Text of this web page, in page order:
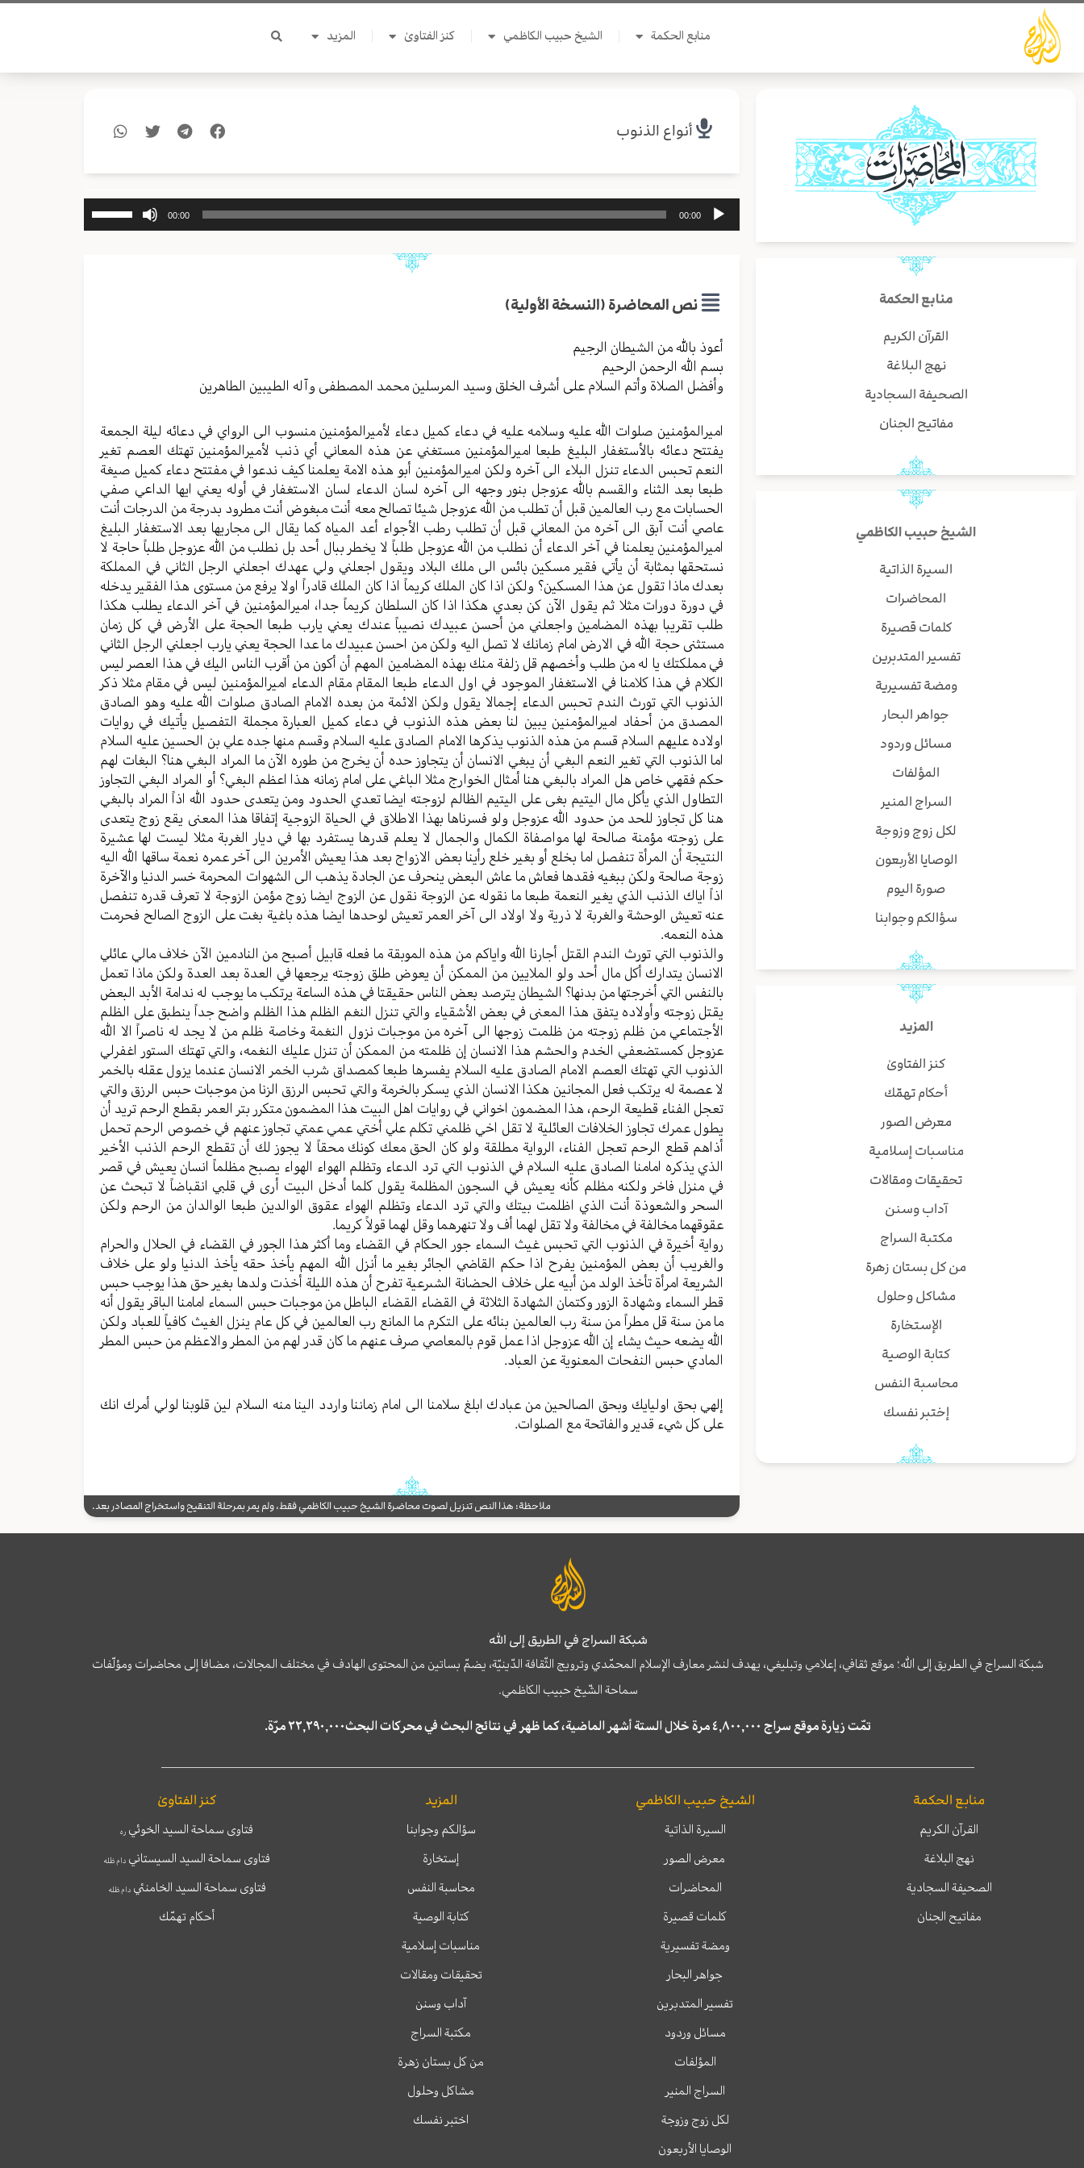
تخطي
المحتوى
منابع الحكمة الشيخ حبيب الكاظمي كنز الفتاوىٰ المزيد
منابع الحكمة
القرآن الكريم
نهج البلاغة
الصحيفة السجادية
مفاتيح الجنان
الشيخ حبيب الكاظمي
السيرة الذاتية
المحاضرات
كلمات قصيرة
تفسير المتدبرين
ومضة تفسيرية
جواهر البحار
مسائل وردود
المؤلفات
السراج المنير
لكل زوج وزوجة
الوصايا الأربعون
صورة اليوم
سؤالكم وجوابنا
المزيد
كنز الفتاوىٰ
أحكام تهمّك
معرض الصور
مناسبات إسلامية
تحقيقات ومقالات
آداب وسنن
مكتبة السراج
من كل بستان زهرة
مشاكل وحلول
الإستخارة
كتابة الوصية
محاسبة النفس
إختبر نفسك
أنواع الذنوب
مشغل
00:00
00:00
نص المحاضرة (النسخة الأولية)
أعوذ بالله من الشیطان الرجیم
بسم الله الرحمن الرحیم
وأفضل الصلاة وأتم السلام علی أشرف الخلق وسید المرسلین محمد المصطفی وآله الطیبین الطاهرین
اميرالمؤمنين صلوات الله عليه وسلامه عليه في دعاء كميل دعاء لأميرالمؤمنين منسوب الى الرواي في دعائه ليلة الجمعة
يفتتح دعائه بالأستغفار البليغ طبعا اميرالمؤمنين مستغني عن هذه المعاني أي ذنب لأميرالمؤمنين تهتك العصم تغير
النعم تحبس الدعاء تنزل البلاء الى آخره ولكن اميرالمؤمنين أبو هذه الامة يعلمنا كيف ندعوا في مفتتح دعاء كميل صيغة
طبعا بعد الثناء والقسم بالله عزوجل بنور وجهه الى آخره لسان الدعاء لسان الاستغفار في أوله يعني ايها الداعي صفي
الحسابات مع رب العالمين قبل أن تطلب من الله عزوجل شيئا تصالح معه أنت مبغوض أنت مطرود بدرجة من الدرجات أنت
عاصي أنت آبق الى آخره من المعاني قبل أن تطلب رطب الأجواء أعد المياه كما يقال الى مجاريها بعد الاستغفار البليغ
اميرالمؤمنين يعلمنا في آخر الدعاء أن نطلب من الله عزوجل طلباً لا يخطر ببال أحد بل نطلب من الله عزوجل طلباً حاجة لا
نستحقها بمثابة أن يأتي فقير مسكين بائس الى ملك البلاد ويقول اجعلني ولي عهدك اجعلني الرجل الثاني في المملكة
بعدك ماذا تقول عن هذا المسكين؟ ولكن اذا كان الملك كريماً اذا كان الملك قادراً اولا يرفع من مستوى هذا الفقير يدخله
في دورة دورات مثلا ثم يقول الآن كن بعدي هكذا اذا كان السلطان كريماً جدا، اميرالمؤمنين في آخر الدعاء يطلب هكذا
طلب تقريبا بهذه المضامين واجعلني من أحسن عبيدك نصيباً عندك يعني يارب طبعا الحجة على الأرض في كل زمان
مستثنى حجة الله في الارض امام زمانك لا تصل اليه ولكن من احسن عبيدك ما عدا الحجة يعني يارب اجعلني الرجل الثاني
في مملكتك يا له من طلب وأخصهم قل زلفة منك بهذه المضامين المهم أن أكون من أقرب الناس اليك في هذا العصر ليس
الكلام في هذا كلامنا في الاستغفار الموجود في اول الدعاء طبعا المقام مقام الدعاء اميرالمؤمنين ليس في مقام مثلا ذكر
الذنوب التي تورث الندم تحبس الدعاء إجمالا يقول ولكن الائمة من بعده الامام الصادق صلوات الله عليه وهو الصادق
المصدق من أحفاد اميرالمؤمنين يبين لنا بعض هذه الذنوب في دعاء كميل العبارة مجملة التفصيل يأتيك في روايات
اولاده عليهم السلام قسم من هذه الذنوب يذكرها الامام الصادق عليه السلام وقسم منها جده علي بن الحسين عليه السلام
اما الذنوب التي تغير النعم البغي أن يبغي الانسان أن يتجاوز حده أن يخرج من طوره الآن ما المراد البغي هنا؟ البغات لهم
حكم فقهي خاص هل المراد بالبغي هنا أمثال الخوارج مثلا الباغي على امام زمانه هذا اعظم البغي؟ أو المراد البغي التجاوز
التطاول الذي يأكل مال اليتيم بغى على اليتيم الظالم لزوجته ايضا تعدي الحدود ومن يتعدى حدود الله اذاً المراد بالبغي
هنا كل تجاوز للحد من حدود الله عزوجل ولو فسرناها بهذا الاطلاق في الحياة الزوجية إتفاقا هذا المعنى يقع زوج يتعدى
على زوجته مؤمنة صالحة لها مواصفاة الكمال والجمال لا يعلم قدرها يستفرد بها في ديار الغربة مثلا ليست لها عشيرة
النتيجة أن المرأة تنفصل اما بخلع أو بغير خلع رأينا بعض الازواج بعد هذا يعيش الأمرين الى آخر عمره نعمة ساقها الله اليه
زوجة صالحة ولكن ببغيه فقدها فعاش ما عاش البعض ينحرف عن الجادة يذهب الى الشهوات المحرمة خسر الدنيا والآخرة
اذاً اياك الذنب الذي يغير النعمة طبعا ما نقوله عن الزوجة نقول عن الزوج ايضا زوج مؤمن الزوجة لا تعرف قدره تنفصل
عنه تعيش الوحشة والغربة لا ذرية ولا اولاد الى آخر العمر تعيش لوحدها ايضا هذه باغية بغت على الزوج الصالح فحرمت
هذه النعمه.
والذنوب التي تورث الندم القتل أجارنا الله واياكم من هذه الموبقة ما فعله قابيل أصبح من النادمين الآن خلاف مالي عائلي
الانسان يتدارك أكل مال أحد ولو الملايين من الممكن أن يعوض طلق زوجته يرجعها في العدة بعد العدة ولكن ماذا تعمل
بالنفس التي أخرجتها من بدنها؟ الشيطان يترصد بعض الناس حقيقتا في هذه الساعة يرتكب ما يوجب له ندامة الأبد البعض
يقتل زوجته وأولاده يتفق هذا المعنى في بعض الأشقياء والتي تنزل النغم الظلم هذا الظلم واضح جداً ينطبق على الظلم
الأجتماعي من ظلم زوجته من ظلمت زوجها الى آخره من موجبات نزول النغمة وخاصة ظلم من لا يجد له ناصراً الا الله
عزوجل كمستضعفي الخدم والحشم هذا الانسان إن ظلمته من الممكن أن تنزل عليك النغمه، والتي تهتك الستور اغفرلي
الذنوب التي تهتك العصم الامام الصادق عليه السلام يفسرها طبعا كمصداق شرب الخمر الانسان عندما يزول عقله بالخمر
لا عصمة له يرتكب فعل المجانين هكذا الانسان الذي يسكر بالخرمة والتي تحبس الرزق الزنا من موجبات حبس الرزق والتي
تعجل الفناء قطيعة الرحم، هذا المضمون اخواني في روايات اهل البيت هذا المضمون متكرر بتر العمر بقطع الرحم تريد أن
يطول عمرك تجاوز الخلافات العائلية لا تقل اخي ظلمني تكلم علي أختي عمي عمتي تجاوز عنهم في خصوص الرحم تحمل
أذاهم قطع الرحم تعجل الفناء، الرواية مطلقة ولو كان الحق معك كونك محقاً لا يجوز لك أن تقطع الرحم الذنب الأخير
الذي يذكره امامنا الصادق عليه السلام في الذنوب التي ترد الدعاء وتظلم الهواء الهواء يصبح مظلماً انسان يعيش في قصر
في منزل فاخر ولكنه مظلم كأنه يعيش في السجون المظلمة يقول كلما أدخل البيت أرى في قلبي انقباضاً لا تبحث عن
السحر والشعوذة أنت الذي اظلمت بيتك والتي ترد الدعاء وتظلم الهواء عقوق الوالدين طبعا الوالدان من الرحم ولكن
عقوقهما مخالفة في مخالفة ولا تقل لهما أف ولا تنهرهما وقل لهما قولاً كريما.
رواية أخيرة في الذنوب التي تحبس غيث السماء جور الحكام في القضاء وما أكثر هذا الجور في القضاء في الحلال والحرام
والغريب أن بعض المؤمنين يفرح اذا حكم القاضي الجائر بغير ما أنزل الله المهم يأخذ حقه يأخذ الدنيا ولو على خلاف
الشريعة امرأة تأخذ الولد من أبيه على خلاف الحضانة الشىرعية تفرح أن هذه الليلة أخذت ولدها بغير حق هذا يوجب حبس
قطر السماء وشهادة الزور وكتمان الشهادة الثلاثة في القضاء القضاء الباطل من موجبات حبس السماء امامنا الباقر يقول أنه
ما من سنة قل مطراً من سنة رب العالمين بنائه على التكرم ما المانع رب العالمين في كل عام ينزل الغيث كافياً للعباد ولكن
الله يضعه حيث يشاء إن الله عزوجل اذا عمل قوم بالمعاصي صرف عنهم ما كان قدر لهم من المطر والاعظم من حبس المطر
المادي حبس النفحات المعنوية عن العباد.
إلهي بحق اوليايك وبحق الصالحين من عبادك ابلغ سلامنا الى امام زماننا واردد الينا منه السلام لين قلوبنا لولي أمرك انك
على كل شيء قدير والفاتحة مع الصلوات.
ملاحظة: هذا النص تنزيل لصوت محاضرة الشيخ حبيب الكاظمي فقط، ولم يمر بمرحلة التنقيح واستخراج المصادر بعد.
شبكة السراج في الطريق إلى الله
شبكة السراج في الطريق إلى الله؛ موقع ثقافي، إعلامي وتبليغي، يهدف لنشر معارف الإسلام المحمّدي وترويج الثّقافة الدّينيّة، يضمّ بساتين من المحتوى الهادف في مختلف المجالات، مضافا إلى محاضرات ومؤلّفات
سماحة الشّيخ حبيب الكاظمي.
تمّت زيارة موقع سراج ٤,٨٠٠,٠٠٠ مرة خلال الستة أشهر الماضية، كما ظهر في نتائج البحث في محركات البحث٢٢,٢٩٠,٠٠٠ مرّة.
منابع الحكمة
القرآن الكريم
نهج البلاغة
الصحيفة السجادية
مفاتيح الجنان
الشيخ حبيب الكاظمي
السيرة الذاتية
معرض الصور
المحاضرات
كلمات قصيرة
ومضة تفسيرية
جواهر البحار
تفسير المتدبرين
مسائل وردود
المؤلفات
السراج المنير
لكل زوج وزوجة
الوصايا الأربعون
المزيد
سؤالكم وجوابنا
إستخارة
محاسبة النفس
كتابة الوصية
مناسبات إسلامية
تحقيقات ومقالات
آداب وسنن
مكتبة السراج
من كل بستان زهرة
مشاكل وحلول
اختبر نفسك
كنز الفتاوىٰ
فتاوى سماحة السيد الخوئي ره
فتاوى سماحة السيد السيستاني دام ظله
فتاوى سماحة السيد الخامنئيدام ظله
أحكام تهمّك